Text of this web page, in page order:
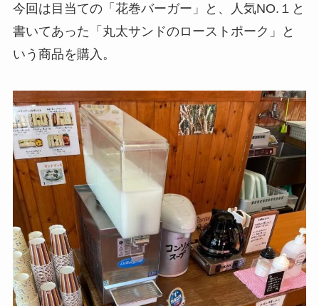
今回は目当ての「花巻バーガー」と、人気NO.１と
書いてあった「丸太サンドのローストポーク」と
いう商品を購入。